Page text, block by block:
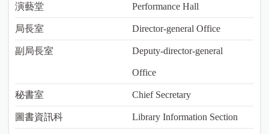
演藝堂 Performance Hall
局長室 Director-general Office
副局長室 Deputy-director-general
Office
秘書室 Chief Secretary
圖書資訊科 Library Information Section